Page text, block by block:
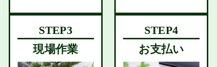
現場作業 お支払い